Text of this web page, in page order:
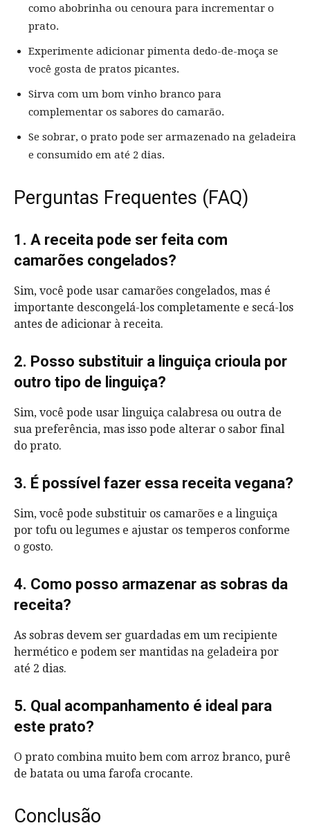
como abobrinha ou cenoura para incrementar o
prato.
Experimente adicionar pimenta dedo-de-moça se
você gosta de pratos picantes.
Sirva com um bom vinho branco para
complementar os sabores do camarão.
Se sobrar, o prato pode ser armazenado na geladeira
e consumido em até 2 dias.
Perguntas Frequentes (FAQ)
1. A receita pode ser feita com
camarões congelados?
Sim, você pode usar camarões congelados, mas é
importante descongelá-los completamente e secá-los
antes de adicionar à receita.
2. Posso substituir a linguiça crioula por
outro tipo de linguiça?
Sim, você pode usar linguiça calabresa ou outra de
sua preferência, mas isso pode alterar o sabor final
do prato.
3. É possível fazer essa receita vegana?
Sim, você pode substituir os camarões e a linguiça
por tofu ou legumes e ajustar os temperos conforme
o gosto.
4. Como posso armazenar as sobras da
receita?
As sobras devem ser guardadas em um recipiente
hermético e podem ser mantidas na geladeira por
até 2 dias.
5. Qual acompanhamento é ideal para
este prato?
O prato combina muito bem com arroz branco, purê
de batata ou uma farofa crocante.
Conclusão